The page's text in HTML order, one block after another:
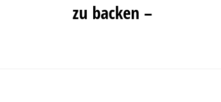
zu backen –